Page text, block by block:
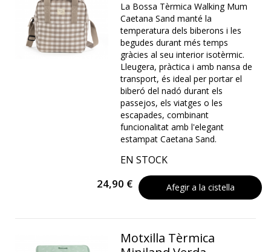
La Bossa Tèrmica Walking Mum
Caetana Sand manté la
temperatura dels biberons i les
begudes durant més temps
gràcies al seu interior isotèrmic.
Lleugera, pràctica i amb nansa de
transport, és ideal per portar el
biberó del nadó durant els
passejos, els viatges o les
escapades, combinant
funcionalitat amb l'elegant
estampat Caetana Sand.
EN STOCK
24,90 € Afegir a la cistella
Motxilla Tèrmica